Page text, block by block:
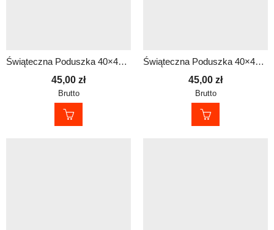
Świąteczna Poduszka 40×40 cm dla Policjanta – Prezent na Mikołajki i pod Choinkę
45,00 zł
Brutto
Świąteczna Poduszka 40×40 cm dla Policjanta – Prezent na Mikołajki i pod Choinkę
45,00 zł
Brutto